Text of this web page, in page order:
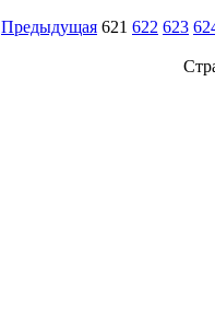
Предыдущая 621 622 623